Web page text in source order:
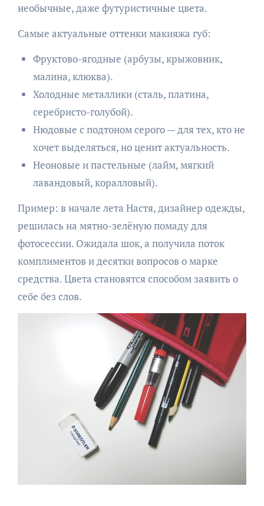
необычные, даже футуристичные цвета.
Самые актуальные оттенки макияжа губ:
Фруктово-ягодные (арбузы, крыжовник,
малина, клюква).
Холодные металлики (сталь, платина,
серебристо-голубой).
Нюдовые с подтоном серого — для тех, кто не
хочет выделяться, но ценит актуальность.
Неоновые и пастельные (лайм, мягкий
лавандовый, коралловый).
Пример: в начале лета Настя, дизайнер одежды,
решилась на мятно-зелёную помаду для
фотосессии. Ожидала шок, а получила поток
комплиментов и десятки вопросов о марке
средства. Цвета становятся способом заявить о
себе без слов.